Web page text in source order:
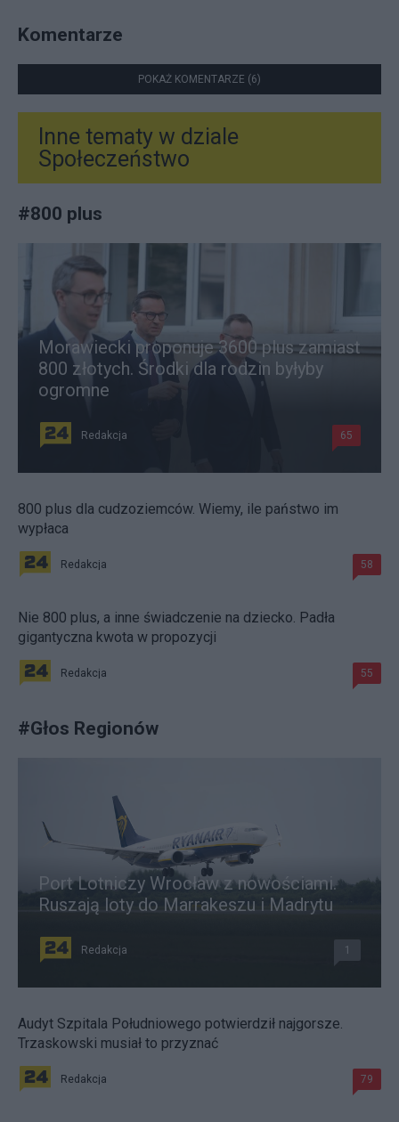
Komentarze
POKAŻ KOMENTARZE (6)
Inne tematy w dziale
Społeczeństwo
#800 plus
Morawiecki proponuje 3600 plus zamiast
800 złotych. Środki dla rodzin byłyby
ogromne
Redakcja 65
800 plus dla cudzoziemców. Wiemy, ile państwo im
wypłaca
Redakcja 58
Nie 800 plus, a inne świadczenie na dziecko. Padła
gigantyczna kwota w propozycji
Redakcja 55
#Głos Regionów
Port Lotniczy Wrocław z nowościami.
Ruszają loty do Marrakeszu i Madrytu
Redakcja 1
Audyt Szpitala Południowego potwierdził najgorsze.
Trzaskowski musiał to przyznać
Redakcja 79